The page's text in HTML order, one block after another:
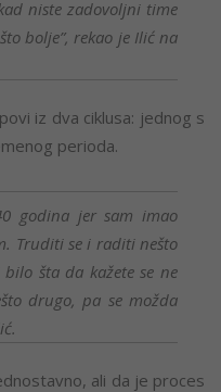
niste zadovoljni time
bolje”, rekao je Ilić na
iz dva ciklusa: jednog s
perioda.
godina jer sam imao
Truditi se i raditi nešto
šta da kažete se ne
drugo, pa se možda
ali da je proces